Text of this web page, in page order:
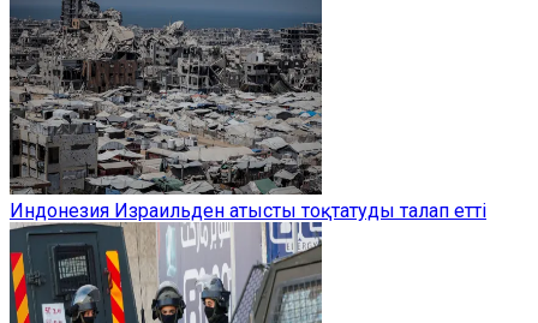
Индонезия Израильден атысты тоқтатуды талап етті